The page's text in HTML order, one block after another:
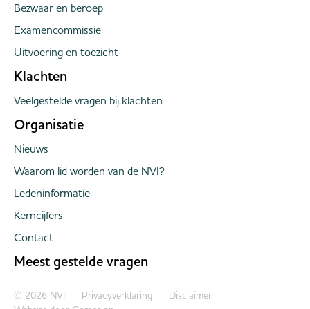
Bezwaar en beroep
Examencommissie
Uitvoering en toezicht
Klachten
Veelgestelde vragen bij klachten
Organisatie
Nieuws
Waarom lid worden van de NVI?
Ledeninformatie
Kerncijfers
Contact
Meest gestelde vragen
Copyright navigation
© 2026 NVI Privacyverklaring
Disclaimer